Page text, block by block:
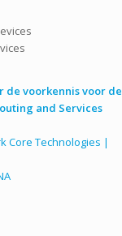
de voorkennis voor de
and Services
Core Technologies |